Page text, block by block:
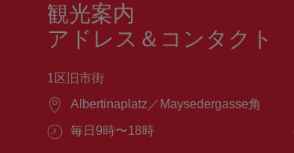
観光案内
アドレス＆コンタクト
1区旧市街
場
Albertinaplatz／Maysedergasse角
営
毎日9時〜18時